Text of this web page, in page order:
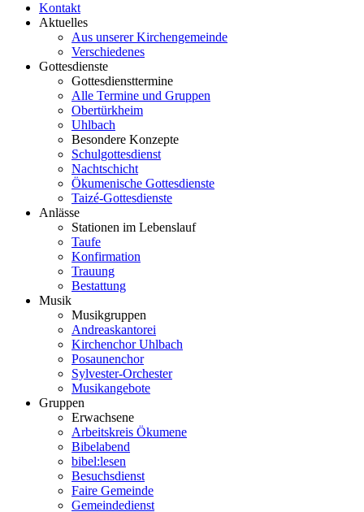
Kontakt
Aktuelles
Aus unserer Kirchengemeinde
Verschiedenes
Gottesdienste
Gottesdiensttermine
Alle Termine und Gruppen
Obertürkheim
Uhlbach
Besondere Konzepte
Schulgottesdienst
Nachtschicht
Ökumenische Gottesdienste
Taizé-Gottesdienste
Anlässe
Stationen im Lebenslauf
Taufe
Konfirmation
Trauung
Bestattung
Musik
Musikgruppen
Andreaskantorei
Kirchenchor Uhlbach
Posaunenchor
Sylvester-Orchester
Musikangebote
Gruppen
Erwachsene
Arbeitskreis Ökumene
Bibelabend
bibel:lesen
Besuchsdienst
Faire Gemeinde
Gemeindedienst